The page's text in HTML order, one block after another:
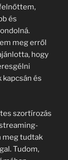
és
meg erről
hogy
és
szortírozás
meg tudtak
Tudom,